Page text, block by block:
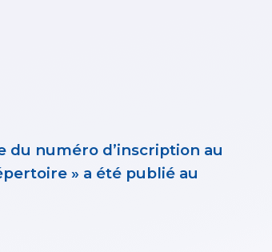
du numéro d’inscription au
» a été publié au